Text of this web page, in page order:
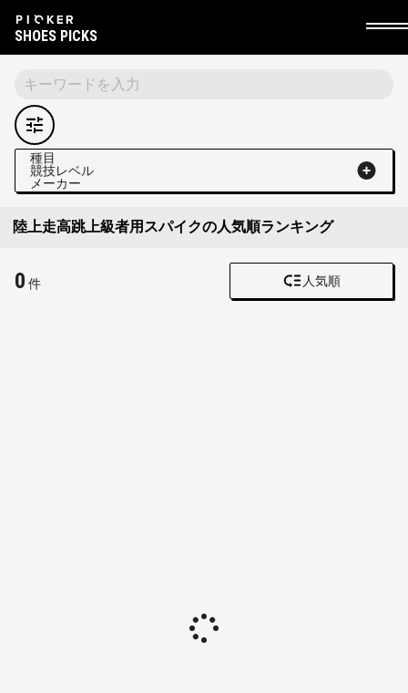
SHOES PICKS
種目
競技レベル
メーカー
陸上走高跳上級者用スパイクの人気順ランキング
0 件 人気順